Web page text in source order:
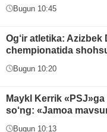
Bugun 10:45
Og‘ir atletika:
chempionatida
Bugun 10:20
Maykl Kerrik
so‘ng: «Jamoa
Bugun 10:13